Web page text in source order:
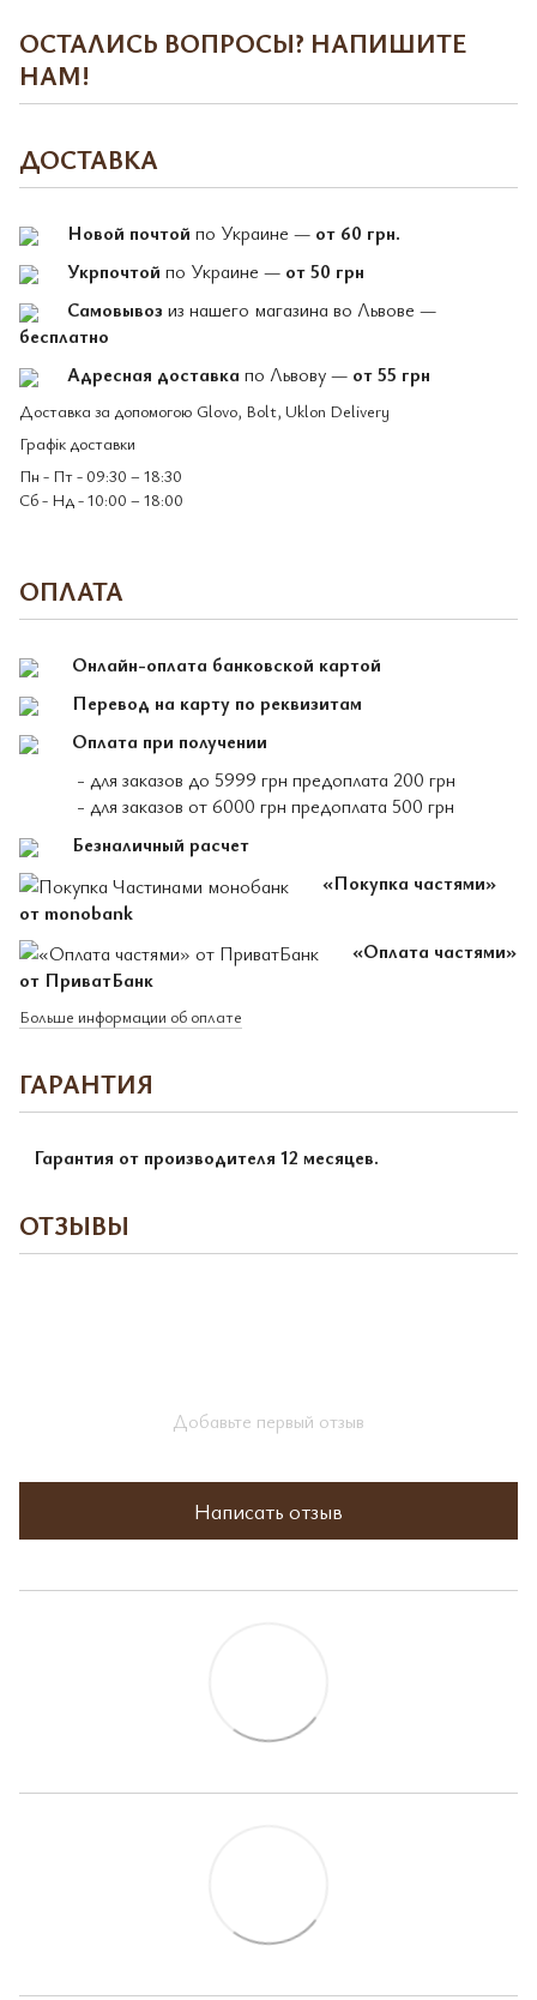
ОСТАЛИСЬ ВОПРОСЫ? НАПИШИТЕ
НАМ!
ДОСТАВКА
Новой почтой по Украине — от 60 грн.
Укрпочтой по Украине — от 50 грн
Самовывоз из нашего магазина во Львове —
бесплатно
Адресная доставка по Львову — от 55 грн
Доставка за допомогою Glovo, Bolt, Uklon Delivery
Графік доставки
Пн - Пт - 09:30 – 18:30
Сб - Нд - 10:00 – 18:00
ОПЛАТА
Онлайн-оплата банковской картой
Перевод на карту по реквизитам
Оплата при получении
- для заказов до 5999 грн предоплата 200 грн
- для заказов от 6000 грн предоплата 500 грн
Безналичный расчет
«Покупка частями»
от monobank
«Оплата частями»
от ПриватБанк
Больше информации об оплате
ГАРАНТИЯ
Гарантия от производителя 12 месяцев.
ОТЗЫВЫ
Добавьте первый отзыв
Написать отзыв